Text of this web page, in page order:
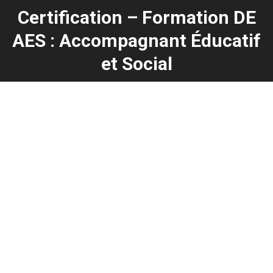
Certification – Formation DE
AES : Accompagnant Éducatif
et Social
Vous êtes ici :